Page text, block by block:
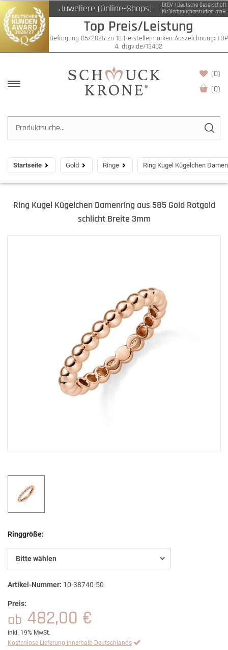
Juweliere (Online-Shops)
DtGV | Deutsche Gesellschaft
für Verbraucherstudien mbH
Top Preis/Leistung
Befragung 05/2026 zu 18 Herstellermarken Auszeichnung: TOP
4, dtgv.de/13402
(0)
(0)
Startseite Gold Ringe Ring Kugel Kügelchen
Ring Kugel Kügelchen Damenring aus 585 Gold Rotgold
schlicht Breite 3mm
Ringgröße:
Bitte wählen
Artikel-Nummer: 10-38740-50
Preis:
ab 482,00 €
inkl. 19% MwSt.
Kostenlose Lieferung innerhalb Deutschlands